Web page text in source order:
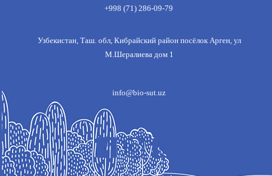
+998 (71) 286-09-79
Узбекистан, Таш. обл, Кибрайский район посёлок Арген, ул
М.Шералиева дом 1
info@bio-sut.uz